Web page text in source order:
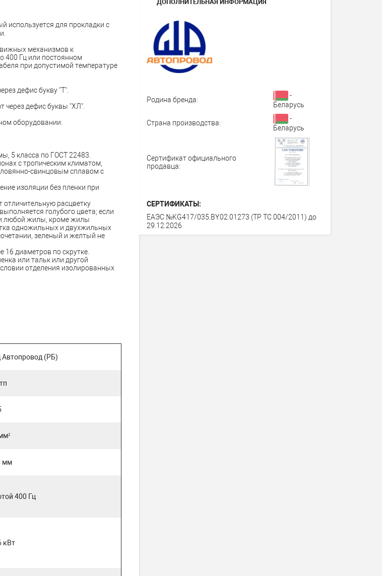
используется для прокладки с
механизмов к
400 Гц или постоянном
при допустимой температуре
дефис букву "Т".
через дефис буквы "ХЛ".
оборудовании.
5 класса по ГОСТ 22483.
с тропическим климатом,
свинцовым сплавом с
изоляции без пленки при
расцветку
голубого цвета; если
любой жилы, кроме жилы
одножильных и двухжильных
зеленый и желтый не
диаметров по скрутке.
или тальк или другой
отделения изолированных
Автопровод (РБ)
мм
400 Гц
кВт
ДОПОЛНИТЕЛЬНАЯ ИНФОРМАЦИЯ
Родина бренда:
-
Беларусь
Страна производства:
-
Беларусь
Сертификат официального
продавца:
СЕРТИФИКАТЫ:
ЕАЭС №KG417/035.BY.02.01273 (ТР ТС 004/2011) до
29.12.2026